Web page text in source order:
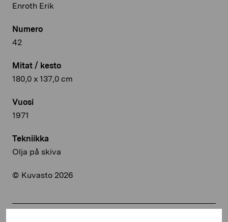
Enroth Erik
Numero
42
Mitat / kesto
180,0 x 137,0 cm
Vuosi
1971
Tekniikka
Olja på skiva
© Kuvasto 2026